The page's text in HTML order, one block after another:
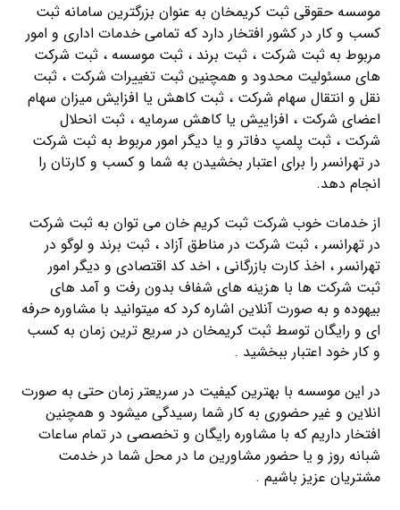
موسسه حقوقی ثبت کریمخان به عنوان بزرگترین سامانه ثبت
کسب و کار در کشور افتخار دارد که تمامی خدمات اداری و امور
مربوط به ثبت شرکت ، ثبت برند ، ثبت موسسه ، ثبت شرکت
های مسئولیت محدود و همچنین ثبت تغییرات شرکت ، ثبت
نقل و انتقال سهام شرکت ، ثبت کاهش یا افزایش میزان سهام
اعضای شرکت ، افزاییش یا کاهش سرمایه ، ثبت انحلال
شرکت ، ثبت پلمپ دفاتر و یا دیگر امور مربوط به ثبت شرکت
در تهرانسر را برای اعتبار بخشیدن به شما و کسب و کارتان را
انجام دهد.
از خدمات خوب شرکت ثبت کریم خان می توان به ثبت شرکت
در تهرانسر ، ثبت شرکت در مناطق آزاد ، ثبت برند و لوگو در
تهرانسر ، اخذ کارت بازرگانی ، اخد کد اقتصادی و دیگر امور
ثبت شرکت ها با هزینه های شفاف بدون رفت و آمد های
بیهوده و به صورت آنلاین اشاره کرد که میتوانید با مشاوره حرفه
ای و رایگان توسط ثبت کریمخان در سریع ترین زمان به کسب
و کار خود اعتبار ببخشید .
در این موسسه با بهترین کیفیت در سریعتر زمان حتی به صورت
انلاین و غیر حضوری به کار شما رسیدگی میشود و همچنین
افتخار داریم که با مشاوره رایگان و تخصصی در تمام ساعات
شبانه روز و یا حضور مشاورین ما در محل شما در خدمت
مشتریان عزیز باشیم .